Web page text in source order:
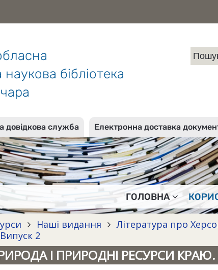
бібліотека
довідкова служба Електронна доставка
ГОЛОВНА
Наші видання Література про
2
І ПРИРОДНІ РЕСУРСИ КРАЮ.